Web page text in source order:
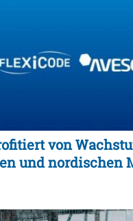
von
und nordischen